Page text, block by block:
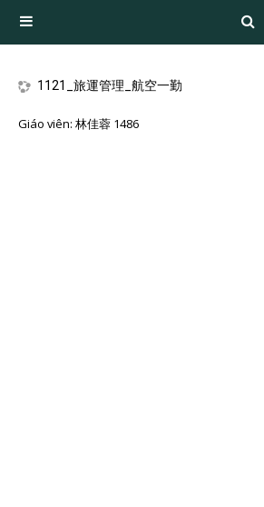
Bảng điều khiển cạnh
1121_旅運管理_航空一勤
Giáo viên: 林佳蓉 1486